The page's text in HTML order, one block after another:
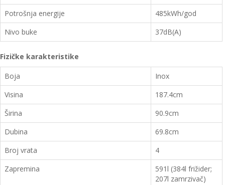
Potrošnja energije
485kWh/god
Nivo buke
37dB(A)
Fizičke karakteristike
Boja
Inox
Visina
187.4cm
Širina
90.9cm
Dubina
69.8cm
Broj vrata
4
Zapremina
591l (384l frižider;
207l zamrzivač)